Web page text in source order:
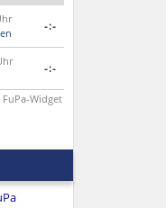
-:-
-:-
Widget